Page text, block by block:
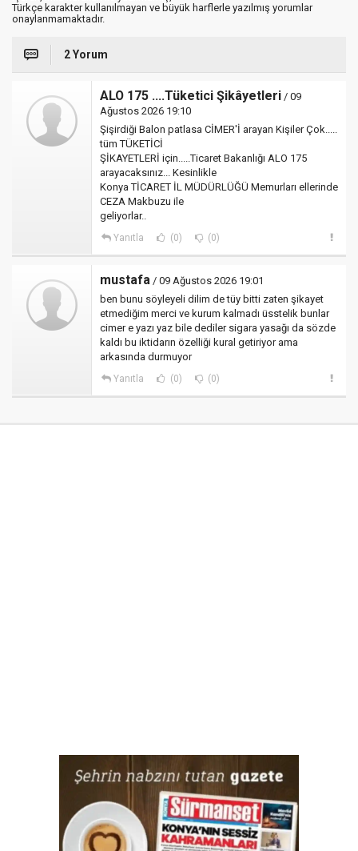
Türkçe karakter kullanılmayan ve büyük harflerle yazılmış yorumlar
onaylanmamaktadır.
2 Yorum
ALO 175 ....Tüketici Şikâyetleri / 09
Ağustos 2026 19:10
Şişirdiği Balon patlasa CİMER'İ arayan Kişiler Çok.....
tüm TÜKETİCİ
ŞİKAYETLERİ için.....Ticaret Bakanlığı ALO 175
arayacaksınız... Kesinlikle
Konya TİCARET İL MÜDÜRLÜĞÜ Memurları ellerinde
CEZA Makbuzu ile
geliyorlar..
Yanıtla (0) (0)
mustafa / 09 Ağustos 2026 19:01
ben bunu söyleyeli dilim de tüy bitti zaten şikayet
etmediğim merci ve kurum kalmadı üsstelik bunlar
cimer e yazı yaz bile dediler sigara yasağı da sözde
kaldı bu iktidarın özelliği kural getiriyor ama
arkasında durmuyor
Yanıtla (0) (0)